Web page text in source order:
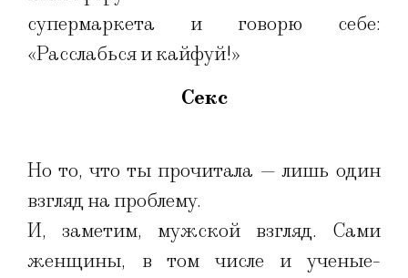
супермаркета и говорю себе:
«Расслабься и кайфуй!»
Секс
Но то, что ты прочитала — лишь один
взгляд на проблему.
И, заметим, мужской взгляд. Сами
женщины, в том числе и ученые-